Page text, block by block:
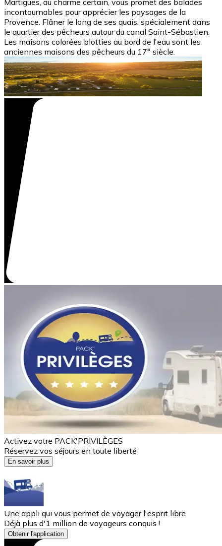
incontournables pour apprécier les paysages de la
Provence. Flâner le long de ses quais, spécialement dans
le quartier des pêcheurs autour du canal Saint-Sébastien.
Les maisons colorées blotties au bord de l'eau sont les
anciennes maisons des pêcheurs du 17° siècle.
Activez votre PACK'PRIVILÈGES
Réservez vos séjours en toute liberté
En savoir plus
Une appli qui vous permet de voyager l'esprit libre
Déjà plus d'1 million de voyageurs conquis !
Obtenir l'application